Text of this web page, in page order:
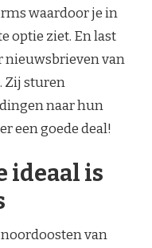
waardoor je in
optie ziet. En last
nieuwsbrieven van
Zij sturen
naar hun
een goede deal!
ideaal is
van